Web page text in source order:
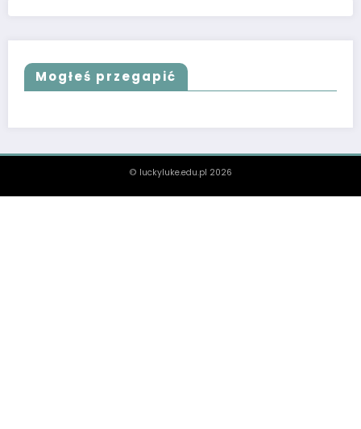
Mogłeś przegapić
© luckyluke.edu.pl 2026